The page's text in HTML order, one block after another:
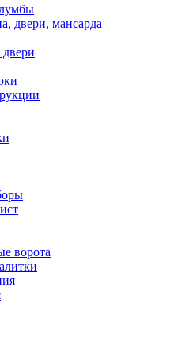
двери, мансарда
ворота